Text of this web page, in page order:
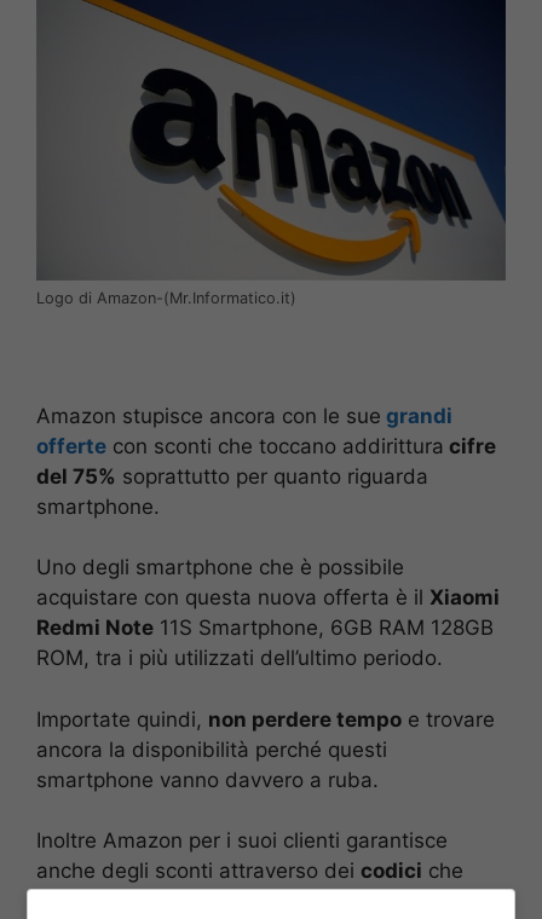
Logo di Amazon-(Mr.Informatico.it)
Amazon stupisce ancora con le sue grandi
offerte con sconti che toccano addirittura cifre
del 75% soprattutto per quanto riguarda
smartphone.
Uno degli smartphone che è possibile
acquistare con questa nuova offerta è il Xiaomi
Redmi Note 11S Smartphone, 6GB RAM 128GB
ROM, tra i più utilizzati dell’ultimo periodo.
Importate quindi, non perdere tempo e trovare
ancora la disponibilità perché questi
smartphone vanno davvero a ruba.
Inoltre Amazon per i suoi clienti garantisce
anche degli sconti attraverso dei codici che